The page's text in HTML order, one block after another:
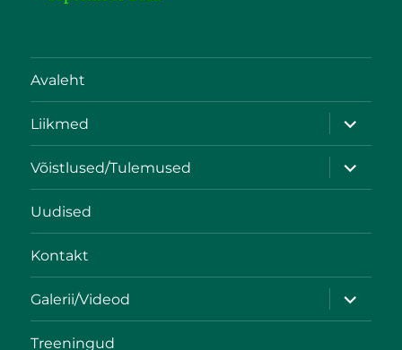
Avaleht
Liikmed
Võistlused/Tulemused
Uudised
Kontakt
Galerii/Videod
Treeningud